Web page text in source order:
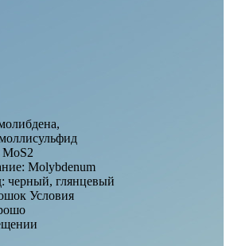
МoS2
Molybdenum
черный, глянцевый
Условия